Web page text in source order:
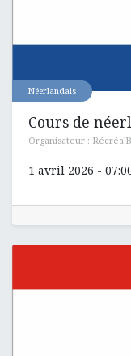
Néerlandais
Cours de
Organisateur :
1 avril 2026 -